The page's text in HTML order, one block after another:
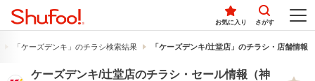
お気に入り さがす
「ケーズデンキ」のチラシ検索結果 「ケーズデンキ/辻堂店」のチラシ・店舗情報
ケーズデンキ/辻堂店のチラシ・セール情報（神